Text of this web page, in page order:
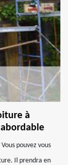
à
pouvez vous
Il prendra en